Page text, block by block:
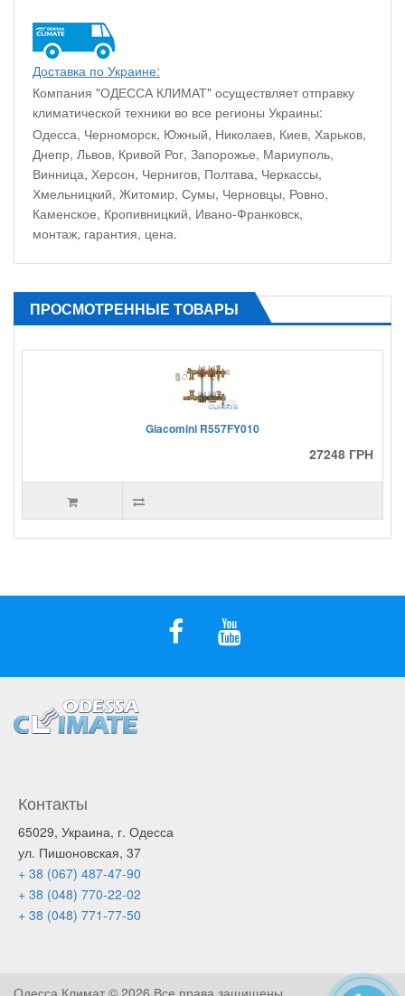
Доставка по Украине:
Компания "ОДЕССА КЛИМАТ" осуществляет отправку
климатической техники во все регионы Украины:
Одесса, Черноморск, Южный, Николаев, Киев, Харьков,
Днепр, Львов, Кривой Рог, Запорожье, Мариуполь,
Винница, Херсон, Чернигов, Полтава, Черкассы,
Хмельницкий, Житомир, Сумы, Черновцы, Ровно,
Каменское, Кропивницкий, Ивано-Франковск,
монтаж, гарантия, цена.
ПРОСМОТРЕННЫЕ ТОВАРЫ
Giacomini R557FY010
27248 ГРН
Контакты
65029, Украина, г. Одесса
ул. Пишоновская, 37
+ 38 (067) 487-47-90
+ 38 (048) 770-22-02
+ 38 (048) 771-77-50